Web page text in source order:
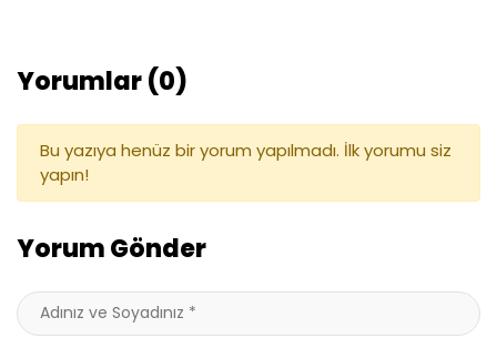
Yorumlar (0)
Bu yazıya henüz bir yorum yapılmadı. İlk yorumu siz
yapın!
Yorum Gönder